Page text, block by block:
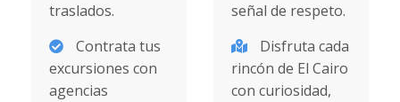
traslados.
Contrata tus
excursiones con
agencias
señal de respeto.
Disfruta cada
rincón de El Cairo
con curiosidad,